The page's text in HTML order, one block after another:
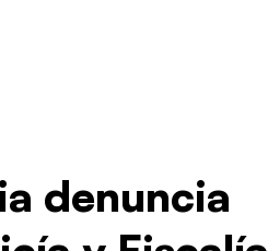
denuncia